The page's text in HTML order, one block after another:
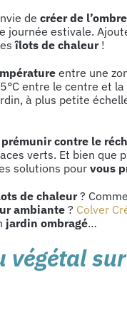
de créer de
journée estivale.
îlots de chaleur!
entre une
entre le centre et
à plus petite
contre le
verts. Et bien
solutions pour vous
de chaleur?
ambiante ? Colver
jardin ombragé…
végétal